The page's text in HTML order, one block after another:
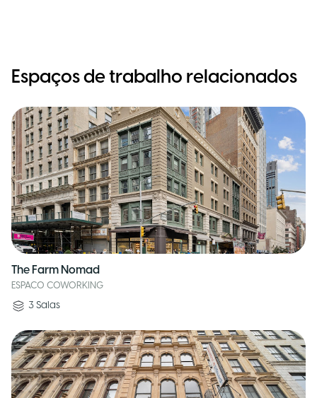
Espaços de trabalho relacionados
The Farm Nomad
ESPACO COWORKING
3 Salas